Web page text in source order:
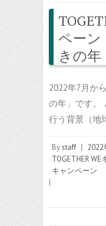
ペー
きの年
2022年7月か
の年」です
行う背景（地
Bystaff | 2022
TOGETHER
キャンペーン
|